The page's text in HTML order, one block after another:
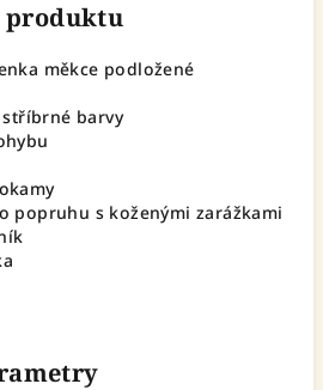
produktu
měkce podložené
barvy
popruhu s koženými zarážkami